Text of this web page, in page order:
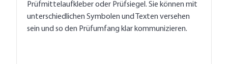
Prüfmittelaufkleber oder Prüfsiegel. Sie können mit
unterschiedlichen Symbolen und Texten versehen
sein und so den Prüfumfang klar kommunizieren.